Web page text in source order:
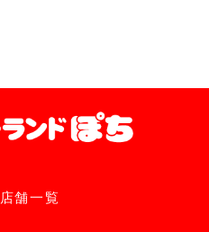
店舗一覧